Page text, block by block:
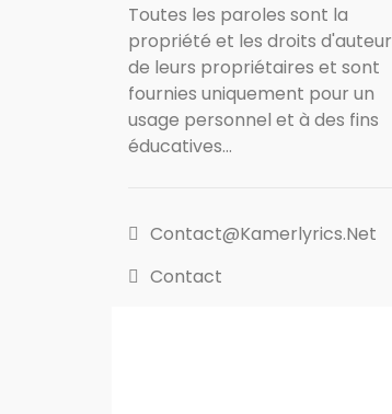
Toutes les paroles sont la
propriété et les droits d'auteur
de leurs propriétaires et sont
fournies uniquement pour un
usage personnel et à des fins
éducatives...
Contact@kamerlyrics.net
Contact